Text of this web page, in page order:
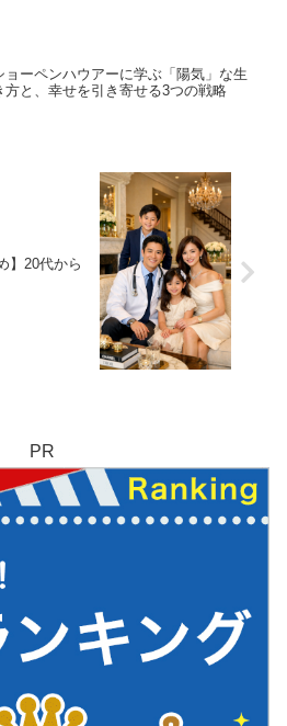
ョーペンハウアーに学ぶ「陽気」な生
方と、幸せを引き寄せる3つの戦略
】20代から
PR